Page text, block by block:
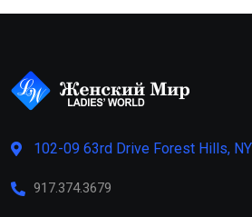
102-09 63rd Drive Forest Hills,
917.374.3679